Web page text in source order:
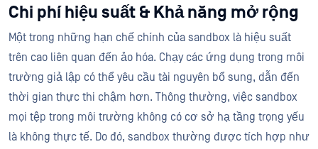
Chi phí hiệu suất & Khả năng mở rộng
Một trong những hạn chế chính của sandbox là hiệu suất
trên cao liên quan đến ảo hóa. Chạy các ứng dụng trong môi
trường giả lập có thể yêu cầu tài nguyên bổ sung, dẫn đến
thời gian thực thi chậm hơn. Thông thường, việc sandbox
mọi tệp trong môi trường không có cơ sở hạ tầng trọng yếu
là không thực tế. Do đó, sandbox thường được tích hợp như